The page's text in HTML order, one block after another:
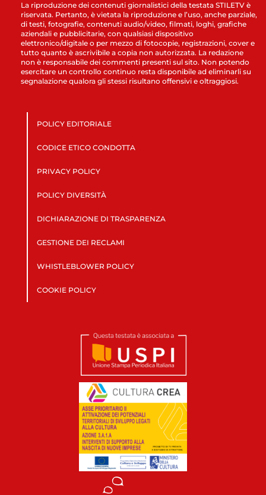
La riproduzione dei contenuti giornalistici della testata STILETV è
riservata. Pertanto, è vietata la riproduzione e l’uso, anche parziale,
di testi, fotografie, contenuti audio/video, filmati, loghi, grafiche
aziendali e pubblicitarie, con qualsiasi dispositivo
elettronico/digitale o per mezzo di fotocopie, registrazioni, cover e
tutto quanto è ascrivibile a copia non autorizzata. La redazione
non è responsabile dei commenti presenti sul sito. Non potendo
esercitare un controllo continuo resta disponibile ad eliminarli su
segnalazione qualora gli stessi risultano offensivi e oltraggiosi.
POLICY EDITORIALE
CODICE ETICO CONDOTTA
PRIVACY POLICY
POLICY DIVERSITÀ
DICHIARAZIONE DI TRASPARENZA
GESTIONE DEI RECLAMI
WHISTLEBLOWER POLICY
COOKIE POLICY